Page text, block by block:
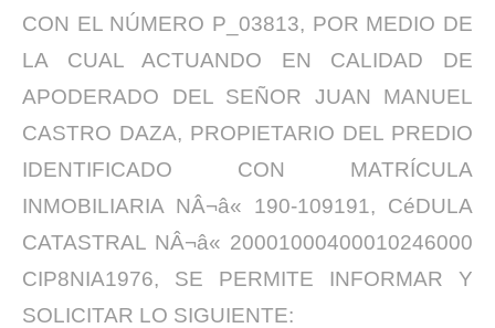
CON EL NÚMERO P_03813, POR MEDIO DE
LA CUAL ACTUANDO EN CALIDAD DE
APODERADO DEL SEÑOR JUAN MANUEL
CASTRO DAZA, PROPIETARIO DEL PREDIO
IDENTIFICADO CON MATRÍCULA
INMOBILIARIA NÂ¬â« 190-109191, CéDULA
CATASTRAL NÂ¬â« 20001000400010246000
CIP8NIA1976, SE PERMITE INFORMAR Y
SOLICITAR LO SIGUIENTE: